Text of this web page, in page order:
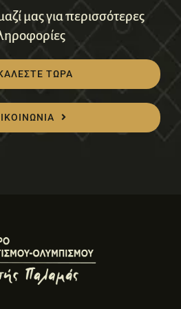
μας για περισσότερες
ΤΩΡΑ